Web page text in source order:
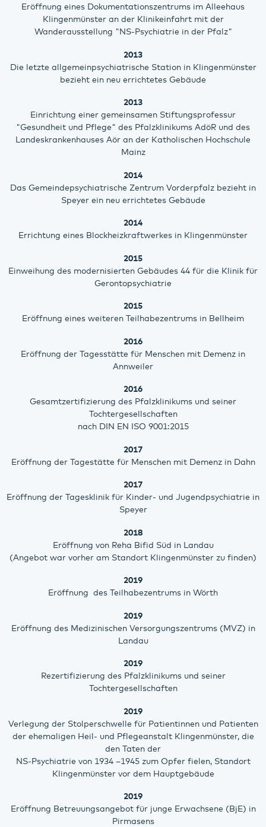
Eröffnung eines Dokumentationszentrums im Alleehaus
Klingenmünster an der Klinikeinfahrt mit der
Wanderausstellung "NS-Psychiatrie in der Pfalz"
2013
Die letzte allgemeinpsychiatrische Station in Klingenmünster
bezieht ein neu errichtetes Gebäude
2013
Einrichtung einer gemeinsamen Stiftungsprofessur
"Gesundheit und Pflege" des Pfalzklinikums AdöR und des
Landeskrankenhauses Aör an der Katholischen Hochschule
Mainz
2014
Das Gemeindepsychiatrische Zentrum Vorderpfalz bezieht in
Speyer ein neu errichtetes Gebäude
2014
Errichtung eines Blockheizkraftwerkes in Klingenmünster
2015
Einweihung des modernisierten Gebäudes 44 für die Klinik für
Gerontopsychiatrie
2015
Eröffnung eines weiteren Teilhabezentrums in Bellheim
2016
Eröffnung der Tagesstätte für Menschen mit Demenz in
Annweiler
2016
Gesamtzertifizierung des Pfalzklinikums und seiner
Tochtergesellschaften
nach DIN EN ISO 9001:2015
2017
Eröffnung der Tagestätte für Menschen mit Demenz in Dahn
2017
Eröffnung der Tagesklinik für Kinder- und Jugendpsychiatrie in
Speyer
2018
Eröffnung von Reha Bifid Süd in Landau
(Angebot war vorher am Standort Klingenmünster zu finden)
2019
Eröffnung des Teilhabezentrums in Wörth
2019
Eröffnung des Medizinischen Versorgungszentrums (MVZ) in
Landau
2019
Rezertifizierung des Pfalzklinikums und seiner
Tochtergesellschaften
2019
Verlegung der Stolperschwelle für Patientinnen und Patienten
der ehemaligen Heil- und Pflegeanstalt Klingenmünster, die
den Taten der
NS-Psychiatrie von 1934 –1945 zum Opfer fielen, Standort
Klingenmünster vor dem Hauptgebäude
2019
Eröffnung Betreuungsangebot für junge Erwachsene (BjE) in
Pirmasens